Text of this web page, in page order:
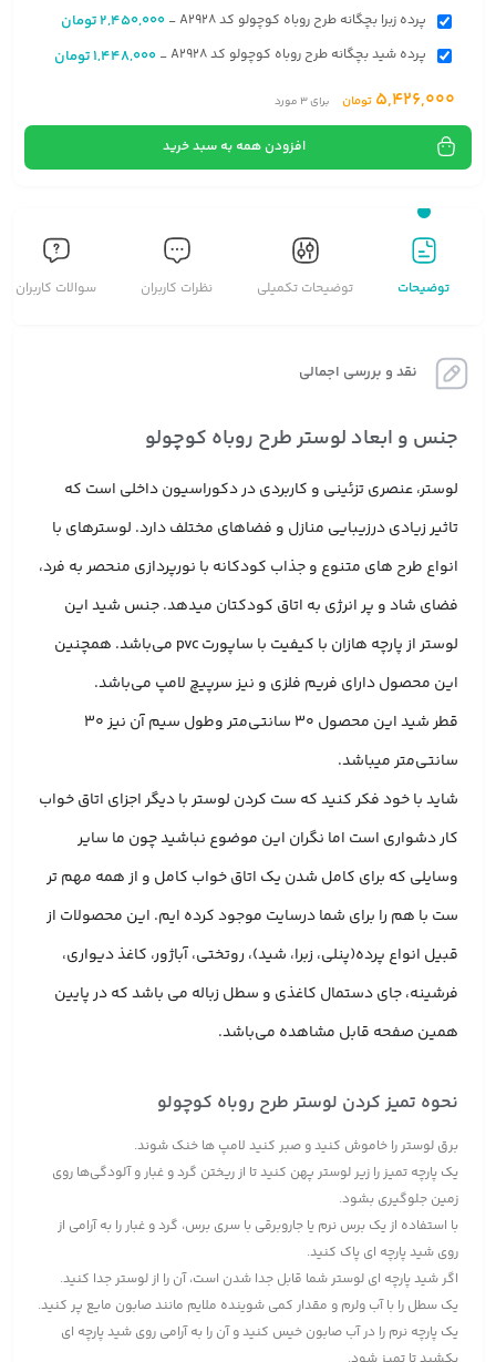
پرده زبرا بچگانه طرح روباه کوچولو کد A2928 -
2,450,000تومان
پرده شید بچگانه طرح روباه کوچولو کد A2928 -
1,448,000تومان
5,426,000 تومان برای3مورد
افزودن همه به سبد خرید
توضیحات توضیحات تکمیلی نظرات کاربران سوالات کاربران
نقد و بررسی اجمالی
جنس و ابعاد لوستر طرح روباه کوچولو
لوستر، عنصری تزئینی و کاربردی در دکوراسیون داخلی است که
تاثیر زیادی درزیبایی منازل و فضاهای مختلف دارد. لوسترهای با
انواع طرح های متنوع و جذاب کودکانه با نورپردازی منحصر به فرد،
فضای شاد و پر انرژی به اتاق کودکتان میدهد. جنس شید این
لوستر از پارچه هازان با کیفیت با ساپورت pvc می‌باشد. همچنین
این محصول دارای فریم فلزی و نیز سرپیچ لامپ می‌باشد.
قطر شید این محصول 30 سانتی‌متر وطول سیم آن نیز 30
سانتی‌متر میباشد.
شاید با خود فکر کنید که ست کردن لوستر با دیگر اجزای اتاق خواب
کار دشواری است اما نگران این موضوع نباشید چون ما سایر
وسایلی که برای کامل شدن یک اتاق خواب کامل و از همه مهم تر
ست با هم را برای شما درسایت موجود کرده ایم. این محصولات از
قبیل انواع پرده(پنلی، زبرا، شید)، روتختی، آباژور، کاغذ دیواری،
فرشینه، جای دستمال کاغذی و سطل زباله می باشد که در پایین
همین صفحه قابل مشاهده می‌باشد.
نحوه تمیز کردن لوستر طرح روباه کوچولو
برق لوستر را خاموش کنید و صبر کنید لامپ ها خنک شوند.
یک پارچه تمیز را زیر لوستر پهن کنید تا از ریختن گرد و غبار و آلودگی‌ها روی
زمین جلوگیری بشود.
با استفاده از یک برس نرم یا جاروبرقی با سری برس، گرد و غبار را به آرامی از
روی شید پارچه ای پاک کنید.
اگر شید پارچه ای لوستر شما قابل جدا شدن است، آن را از لوستر جدا کنید.
یک سطل را با آب ولرم و مقدار کمی شوینده ملایم مانند صابون مایع پر کنید.
یک پارچه نرم را در آب صابون خیس کنید و آن را به آرامی روی شید پارچه ای